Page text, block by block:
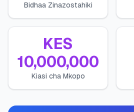
💰Mikopo ya Kibinafsi
🏢Mikopo ya Biashara
🏦Akaunti za Akiba
Bidhaa Zinazostahiki
KES
10,000,000
Kiasi cha Mkopo